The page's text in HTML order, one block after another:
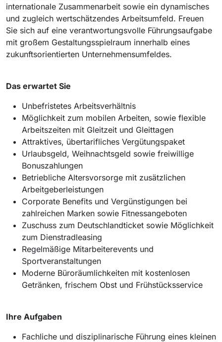
internationale Zusammenarbeit sowie ein dynamisches
und zugleich wertschätzendes Arbeitsumfeld. Freuen
Sie sich auf eine verantwortungsvolle Führungsaufgabe
mit großem Gestaltungsspielraum innerhalb eines
zukunftsorientierten Unternehmensumfeldes.
Das erwartet Sie
Unbefristetes Arbeitsverhältnis
Möglichkeit zum mobilen Arbeiten, sowie flexible
Arbeitszeiten mit Gleitzeit und Gleittagen
Attraktives, übertarifliches Vergütungspaket
Urlaubsgeld, Weihnachtsgeld sowie freiwillige
Bonuszahlungen
Betriebliche Altersvorsorge mit zusätzlichen
Arbeitgeberleistungen
Corporate Benefits und Vergünstigungen bei
zahlreichen Marken sowie Fitnessangeboten
Zuschuss zum Deutschlandticket sowie Möglichkeit
zum Dienstradleasing
Regelmäßige Mitarbeiterevents und
Sportveranstaltungen
Moderne Büroräumlichkeiten mit kostenlosen
Getränken, frischem Obst und Frühstücksservice
Ihre Aufgaben
Fachliche und disziplinarische Führung eines kleinen